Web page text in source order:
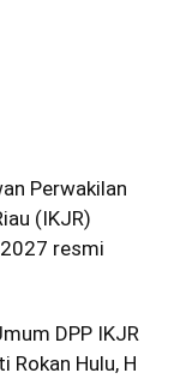
Perwakilan
(IKJR)
resmi
DPP IKJR
Rokan Hulu, H